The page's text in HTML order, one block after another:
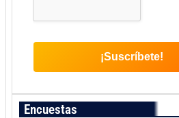
Encuestas